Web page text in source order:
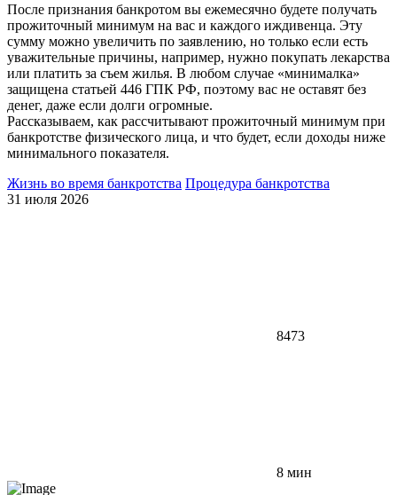
После признания банкротом вы ежемесячно будете получать
прожиточный минимум на вас и каждого иждивенца. Эту
сумму можно увеличить по заявлению, но только если есть
уважительные причины, например, нужно покупать лекарства
или платить за съем жилья. В любом случае «минималка»
защищена статьей 446 ГПК РФ, поэтому вас не оставят без
денег, даже если долги огромные.
Рассказываем, как рассчитывают прожиточный минимум при
банкротстве физического лица, и что будет, если доходы ниже
минимального показателя.
Жизнь во время банкротства Процедура банкротства
31 июля 2026
8473
8 мин